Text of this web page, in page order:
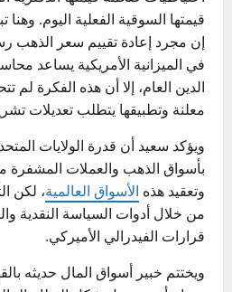
قيمتها السوقية الفعلية اليوم.
إن مجرد إعادة تقييم سعر الذهب
في الميزانية الأمريكية يساعد
الدين العام، إلا أن هذه الفكرة
معلنة وتطبيقها يتطلب تعديلات
ويؤكد سعيد أن قدرة الولايات
بأسواق الذهب والعملات المشفرة
وتعقيد هذه الأسواق العالمية، لكن
من خلال أدوات السياسة النقدية
قرارات الفيدرالي الأميركي.
ويختتم خبير أسواق المال حديثه